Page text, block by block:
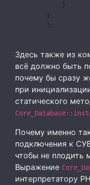
Здесь также из
всё должно быть
почему бы сразу
при
статического
Почему именно
подключения к
чтобы не плодить
Выражение
интерпретатору